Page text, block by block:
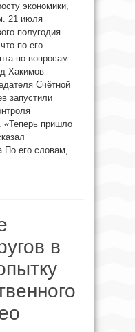
экономики,
21 июля
полугодия
по его
по вопросам
Хакимов
Счётной
запустили
«Теперь пришло
По его словам, ...
в